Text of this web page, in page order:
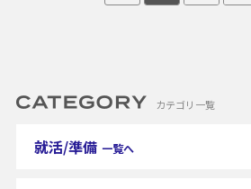
カテゴリ一覧
就活/準備 一覧へ